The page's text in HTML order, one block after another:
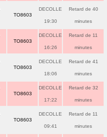
TO8603
DECOLLE
19:30
Retard de 40
minutes
TO8603
DECOLLE
16:26
Retard de 11
minutes
TO8603
DECOLLE
18:06
Retard de 41
minutes
TO8603
DECOLLE
17:22
Retard de 32
minutes
TO8603
DECOLLE
09:41
Retard de 11
minutes